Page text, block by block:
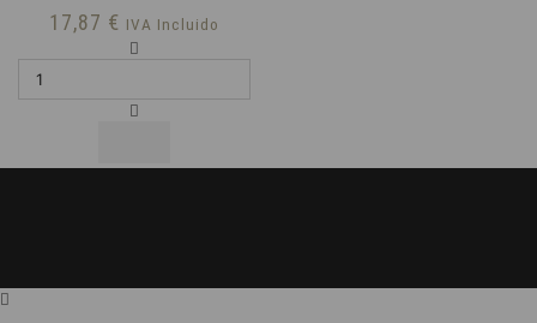
17,87 € IVA Incluido